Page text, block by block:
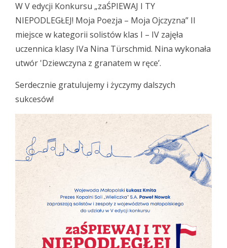
W V edycji Konkursu „zaŚPIEWAJ I TY
NIEPODLEGŁEJ! Moja Poezja – Moja Ojczyzna” II
miejsce w kategorii solistów klas I – IV zajęła
uczennica klasy IVa Nina Türschmid. Nina wykonała
utwór 'Dziewczyna z granatem w ręce’.
Serdecznie gratulujemy i życzymy dalszych
sukcesów!